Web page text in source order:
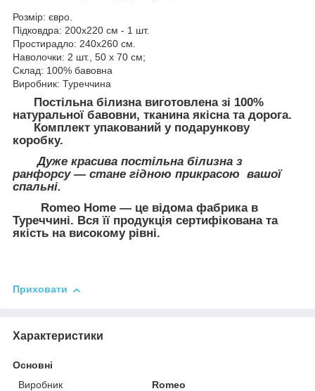
Розмір: євро.
Підковдра: 200х220 см - 1 шт.
Простирадло: 240х260 см.
Наволочки: 2 шт., 50 х 70 см;
Склад: 100% бавовна
Виробник: Туреччина
Постільна білизна виготовлена зі 100%
натуральної бавовни, тканина якісна та дорога.
Комплект упакований у подарункову
коробку.
Дуже красива постільна білизна з
ранфорсу — стане гідною прикрасою вашої
спальні.
Romeo Home — це відома фабрика в
Туреччині. Вся її продукція сертифікована та
якість на високому рівні.
Приховати
Характеристики
Основні
Виробник
Romeo